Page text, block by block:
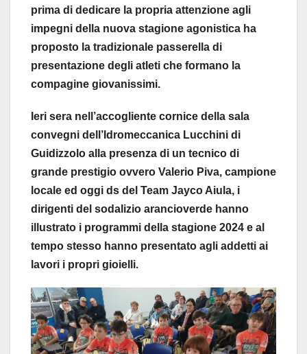
prima di dedicare la propria attenzione agli
impegni della nuova stagione agonistica ha
proposto la tradizionale passerella di
presentazione degli atleti che formano la
compagine giovanissimi.
Ieri sera nell’accogliente cornice della sala
convegni dell’Idromeccanica Lucchini di
Guidizzolo alla presenza di un tecnico di
grande prestigio ovvero Valerio Piva, campione
locale ed oggi ds del Team Jayco Aiula, i
dirigenti del sodalizio arancioverde hanno
illustrato i programmi della stagione 2024 e al
tempo stesso hanno presentato agli addetti ai
lavori i propri gioielli.